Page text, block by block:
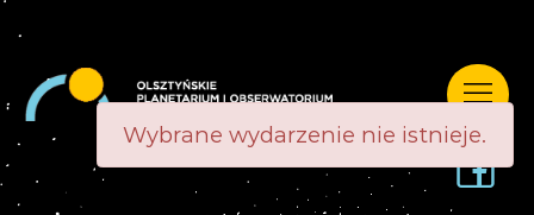
Wybrane wydarzenie nie istnieje.